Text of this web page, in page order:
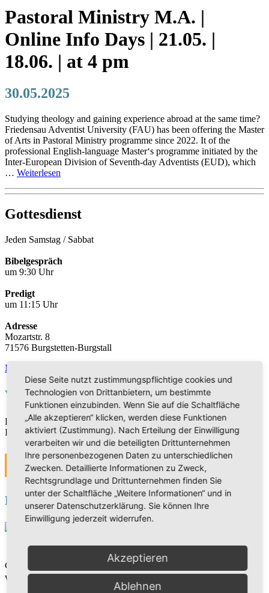
Pastoral Ministry M.A. |
Online Info Days | 21.05. |
18.06. | at 4 pm
30.05.2025
Studying theology and gaining experience abroad at the same time?
Friedensau Adventist University (FAU) has been offering the Master
of Arts in Pastoral Ministry programme since 2022. It of the
professional English-language Master‘s programme initiated by the
Inter-European Division of Seventh-day Adventists (EUD), which
… Weiterlesen
Gottesdienst
Jeden Samstag / Sabbat
Bibelgespräch
um 9:30 Uhr
Predigt
um 11:15 Uhr
Adresse
Mozartstr. 8
71576 Burgstetten-Burgstall
Mehr
Veranstaltungen
Die Veranstaltungen sind derzeit in Bearbeitung. Vielen Dank für
Ihr Verständnis.
MEHR
DAS WORT
Christliches Fernsehen - spannende Sendungen rund um Gottes
Wort. Die Bibel mit neuen Augen sehen und verstehen.
Diese Seite nutzt zustimmungspflichtige cookies und
Technologien von Drittanbietern, um bestimmte
Funktionen einzubinden. Wenn Sie auf die Schaltfläche
„Alle akzeptieren“ klicken, werden diese Funktionen
aktiviert (Zustimmung). Nach Erteilung der Einwilligung
verarbeiten wir und die beteiligten Drittunternehmen
Ihre personenbezogenen Daten zu unterschiedlichen
Zwecken. Detaillierte Informationen zu Zweck,
Rechtsgrundlage und Drittunternehmen finden Sie
unter der Schaltfläche „Weitere Informationen“ und in
unserer Datenschutzerklärung. Sie können Ihre
Einwilligung jederzeit widerrufen.
Akzeptieren
Ablehnen